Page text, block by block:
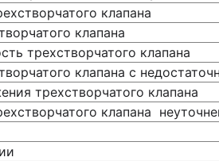
клапана
клапана
трехстворчатого клапана
клапана с
трехстворчатого клапана
клапана